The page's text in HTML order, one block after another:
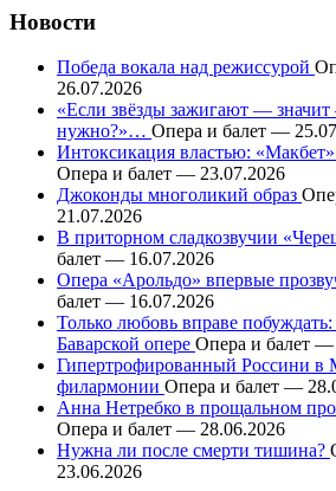
Новости
Победа вокала над режиссурой
26.07.2026
«Если звёзды зажигают —
нужно?»… Опера и балет —
Интоксикация властью:
Опера и балет — 23.07.2026
Джоконды многоликий образ
21.07.2026
В приторном сладкозвучии
балет — 16.07.2026
Опера «Арольдо» впервые
балет — 16.07.2026
Только любовь вправе
Баварской опере Опера и балет —
Гипертрофированный Россини в
филармонии Опера и балет —
Анна Нетребко в прощальном
Опера и балет — 28.06.2026
Нужна ли после смерти тишина?
23.06.2026